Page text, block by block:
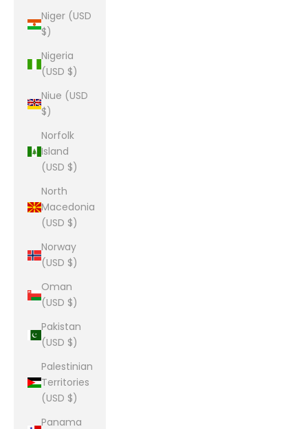
Niger (USD
$)
Nigeria
(USD $)
Niue (USD
$)
Norfolk
Island
(USD $)
North
Macedonia
(USD $)
Norway
(USD $)
Oman
(USD $)
Pakistan
(USD $)
Palestinian
Territories
(USD $)
Panama